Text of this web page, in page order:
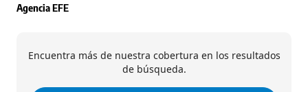
Agencia EFE
Encuentra más de nuestra cobertura en los resultados
de búsqueda.